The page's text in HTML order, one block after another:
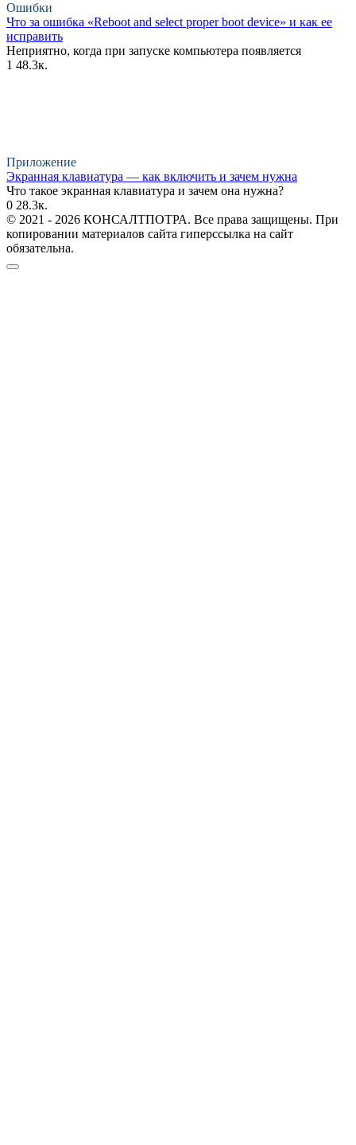
Ошибки
Что за ошибка «Reboot and select proper boot device» и как ее
исправить
Неприятно, когда при запуске компьютера появляется
1 48.3к.
Приложение
Экранная клавиатура — как включить и зачем нужна
Что такое экранная клавиатура и зачем она нужна?
0 28.3к.
© 2021 - 2026 КОНСАЛТПОТРА. Все права защищены. При
копировании материалов сайта гиперссылка на сайт
обязательна.